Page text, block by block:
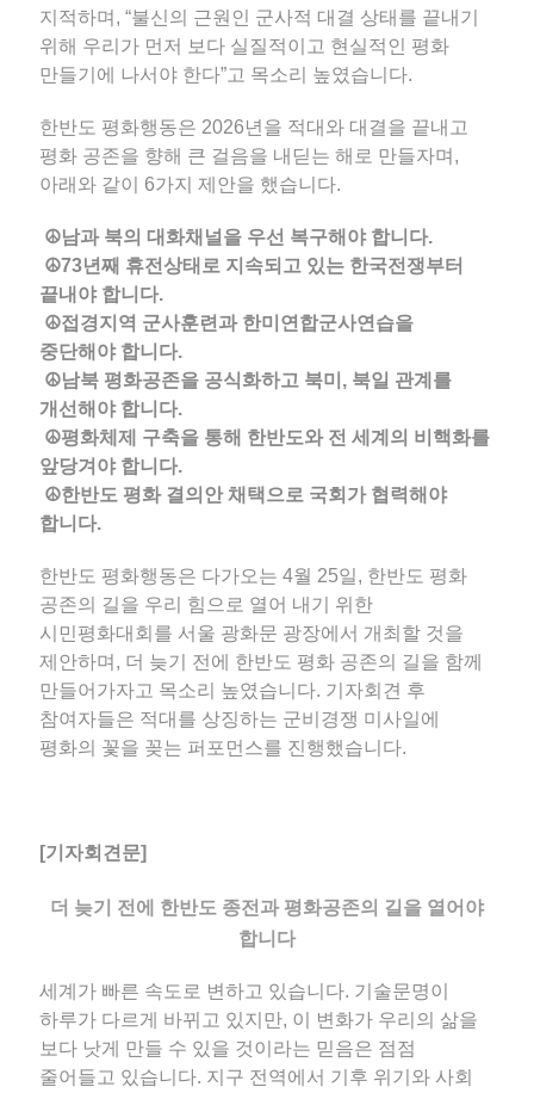
지적하며, “불신의 근원인 군사적 대결 상태를 끝내기
위해 우리가 먼저 보다 실질적이고 현실적인 평화
만들기에 나서야 한다”고 목소리 높였습니다.
한반도 평화행동은 2026년을 적대와 대결을 끝내고
평화 공존을 향해 큰 걸음을 내딛는 해로 만들자며,
아래와 같이 6가지 제안을 했습니다.
☮️남과 북의 대화채널을 우선 복구해야 합니다.
☮️73년째 휴전상태로 지속되고 있는 한국전쟁부터
끝내야 합니다.
☮️접경지역 군사훈련과 한미연합군사연습을
중단해야 합니다.
☮️남북 평화공존을 공식화하고 북미, 북일 관계를
개선해야 합니다.
☮️평화체제 구축을 통해 한반도와 전 세계의 비핵화를
앞당겨야 합니다.
☮️한반도 평화 결의안 채택으로 국회가 협력해야
합니다.
한반도 평화행동은 다가오는 4월 25일, 한반도 평화
공존의 길을 우리 힘으로 열어 내기 위한
시민평화대회를 서울 광화문 광장에서 개최할 것을
제안하며, 더 늦기 전에 한반도 평화 공존의 길을 함께
만들어가자고 목소리 높였습니다. 기자회견 후
참여자들은 적대를 상징하는 군비경쟁 미사일에
평화의 꽃을 꽂는 퍼포먼스를 진행했습니다.
[기자회견문]
더 늦기 전에 한반도 종전과 평화공존의 길을 열어야
합니다
세계가 빠른 속도로 변하고 있습니다. 기술문명이
하루가 다르게 바뀌고 있지만, 이 변화가 우리의 삶을
보다 낫게 만들 수 있을 것이라는 믿음은 점점
줄어들고 있습니다. 지구 전역에서 기후 위기와 사회